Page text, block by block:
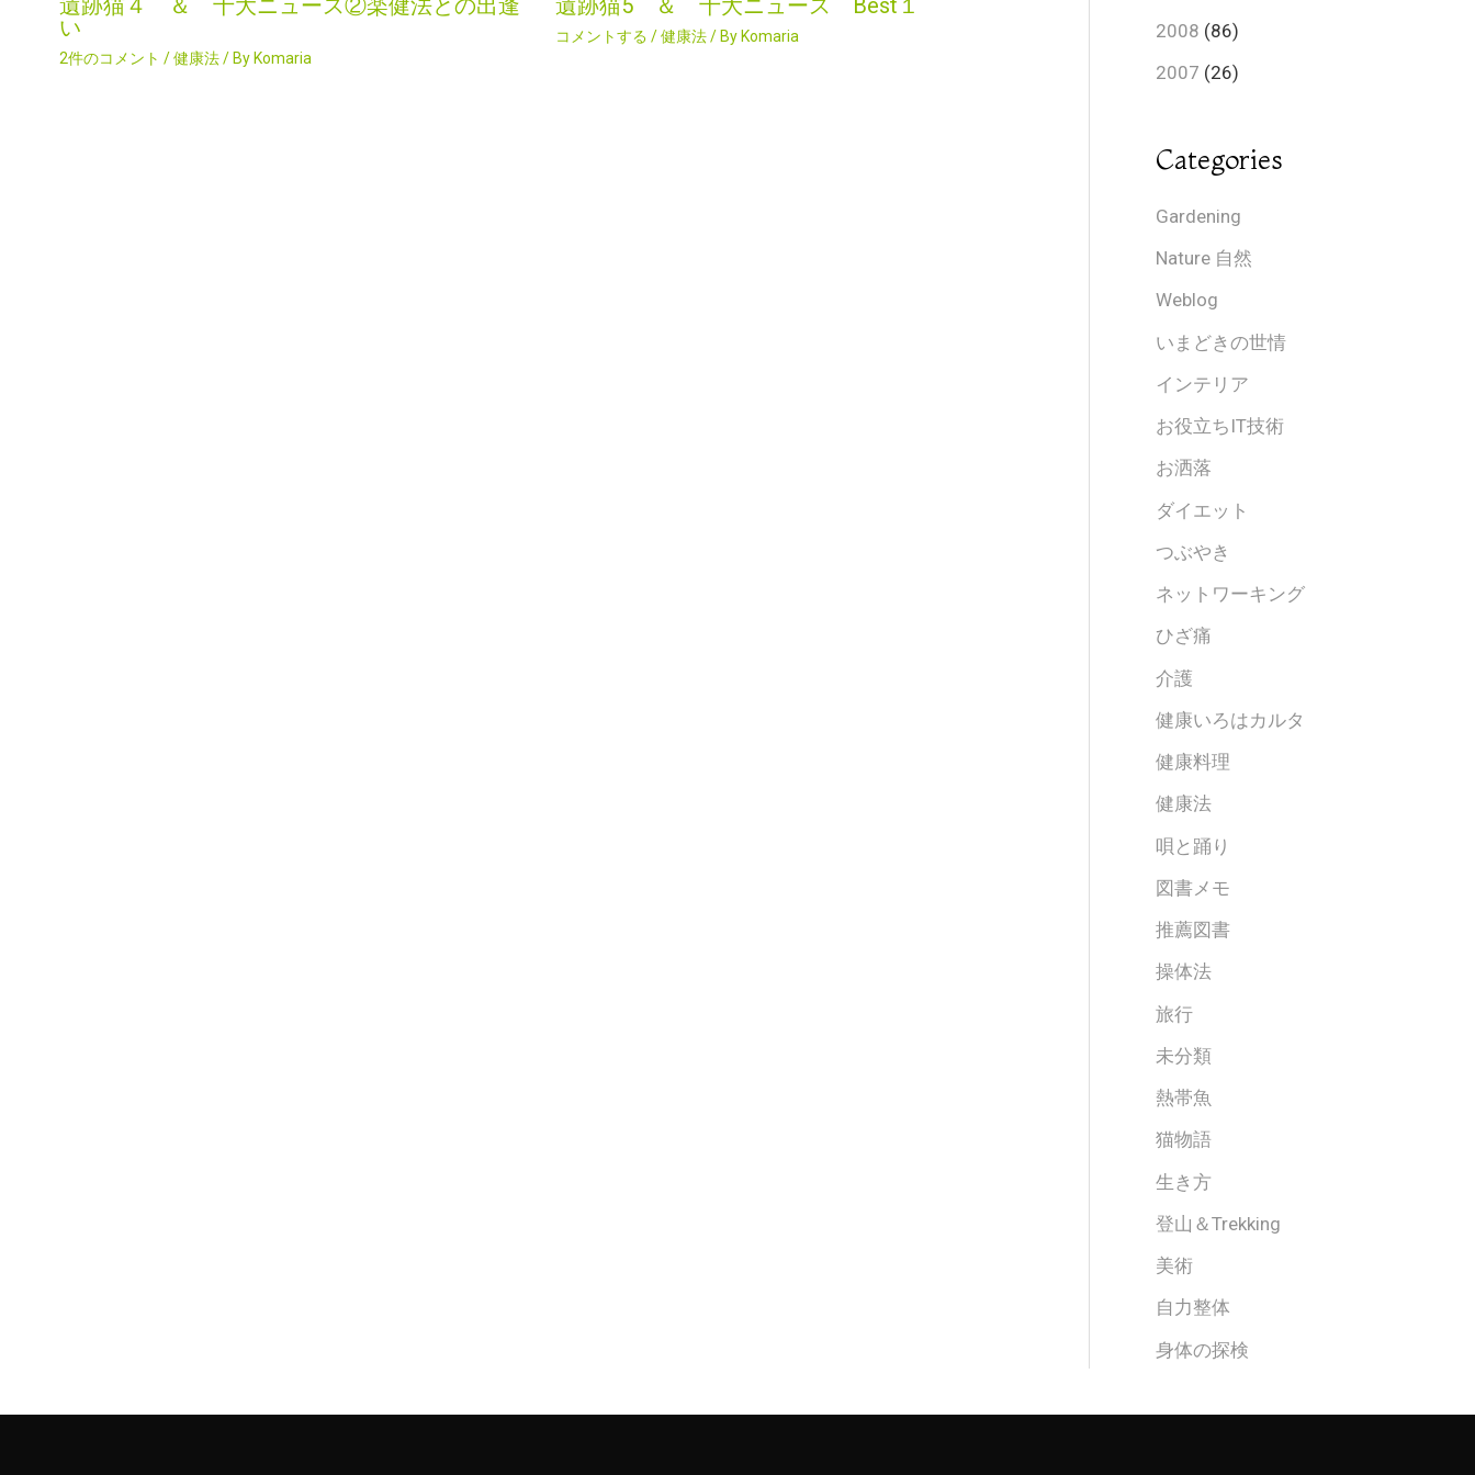
い
2件のコメント /健康法/ By Komaria
コメントする /健康法/ By Komaria 2008 (86)
2007 (26)
Categories
Gardening
Nature 自然
Weblog
いまどきの世情
インテリア
お役立ちIT技術
お洒落
ダイエット
つぶやき
ネットワーキング
ひざ痛
介護
健康いろはカルタ
健康料理
健康法
唄と踊り
図書メモ
推薦図書
操体法
旅行
未分類
熱帯魚
猫物語
生き方
登山＆Trekking
美術
自力整体
身体の探検